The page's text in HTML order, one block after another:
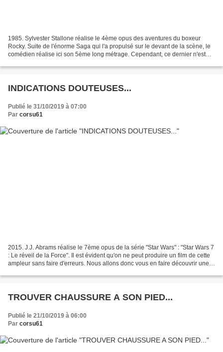
1985. Sylvester Stallone réalise le 4ème opus des aventures du boxeur
Rocky. Suite de l'énorme Saga qui l'a propulsé sur le devant de la scène, le
comédien réalise ici son 5ème long métrage. Cependant, ce dernier n'est
INDICATIONS DOUTEUSES...
Publié le 31/10/2019 à 07:00
Par corsu61
2015. J.J. Abrams réalise le 7ème opus de la série "Star Wars" : "Star Wars 7
: Le réveil de la Force". Il est évident qu'on ne peut produire un film de cette
ampleur sans faire d'erreurs. Nous allons donc vous en faire découvrir une
TROUVER CHAUSSURE A SON PIED...
Publié le 21/10/2019 à 06:00
Par corsu61